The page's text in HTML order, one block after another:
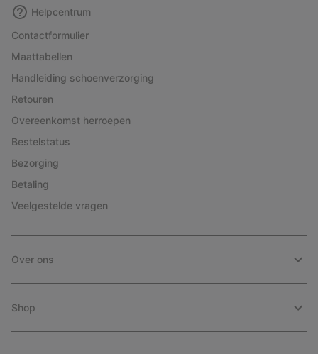
Helpcentrum
Contactformulier
Maattabellen
Handleiding schoenverzorging
Retouren
Overeenkomst herroepen
Bestelstatus
Bezorging
Betaling
Veelgestelde vragen
Over ons
Shop